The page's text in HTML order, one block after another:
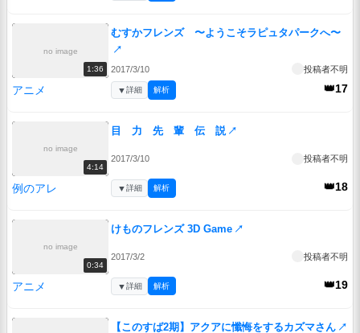
no image
1:36
むすかフレンズ 〜ようこそラピュタパークへ〜
↗
2017/3/10 投稿者不明
アニメ 👑17
▼詳細 解析
no image
4:14
目 力 先 輩 伝 説 ↗
2017/3/10 投稿者不明
例のアレ 👑18
▼詳細 解析
no image
0:34
けものフレンズ 3D Game ↗
2017/3/2 投稿者不明
アニメ 👑19
▼詳細 解析
【このすば2期】アクアに懺悔をするカズマさん ↗